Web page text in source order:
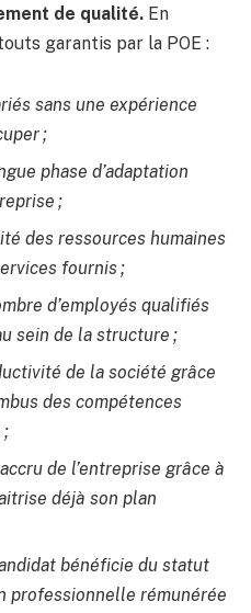
de qualité. En
garantis par la POE :
sans une expérience
;
phase d’adaptation
;
des ressources humaines
fournis ;
d’employés qualifiés
sein de la structure ;
de la société grâce
des compétences
;
de l’entreprise grâce à
déjà son plan
bénéficie du statut
professionnelle rémunérée